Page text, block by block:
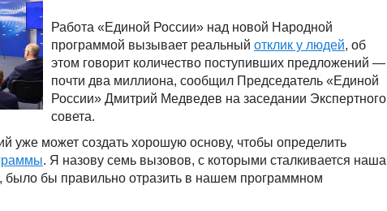
Работа «Единой России» над новой Народной
программой вызывает реальный отклик у людей, об
этом говорит количество поступивших предложений —
почти два миллиона, сообщил Председатель «Единой
России» Дмитрий Медведев на заседании Экспертного
совета.
уже может создать хорошую основу, чтобы определить
. Я назову семь вызовов, с которыми сталкивается наша
было бы правильно отразить в нашем программном